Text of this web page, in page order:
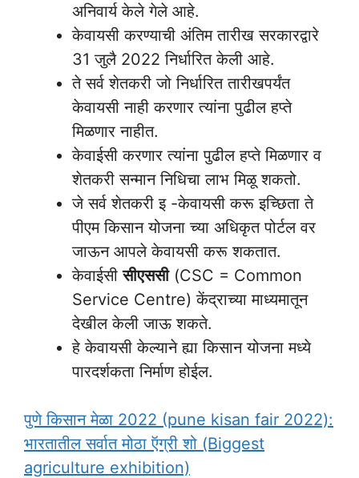
अनिवार्य केले गेले आहे.
केवायसी करण्‍याची अंतिम तारीख सरकारद्वारे
31 जुलै 2022 निर्धारित केली आहे.
ते सर्व शेतकरी जो निर्धारित तारीखपर्यंत
केवायसी नाही करणार त्यांना पुढील हप्ते
मिळणार नाहीत.
केवाईसी करणार त्यांना पुढील हप्ते मिळणार व
शेतकरी सन्मान निधिचा लाभ मिळू शकतो.
जे सर्व शेतकरी इ -केवायसी करू इच्छिता ते
पीएम किसान योजना च्या अधिकृत पोर्टल वर
जाऊन आपले केवायसी करू शकतात.
केवाईसीसीएससी(CSC = Common
Service Centre) केंद्राच्या माध्यमातून
देखील केली जाऊ शकते.
हे केवायसी केल्याने ह्या किसान योजना मध्ये
पारदर्शकता निर्माण होईल.
पुणे किसान मेळा 2022 (pune kisan fair 2022):
भारतातील सर्वात मोठा ऍग्री शो (Biggest
agriculture exhibition)